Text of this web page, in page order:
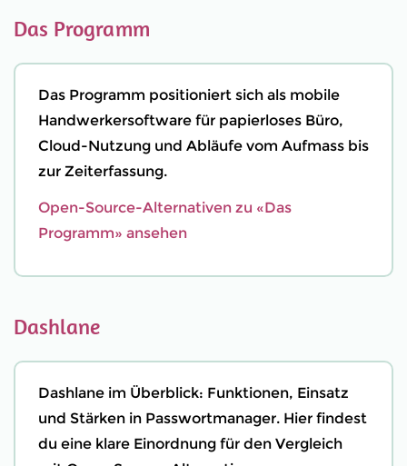
Das Programm
Das Programm positioniert sich als mobile
Handwerkersoftware für papierloses Büro,
Cloud-Nutzung und Abläufe vom Aufmass bis
zur Zeiterfassung.
Open-Source-Alternativen zu «Das
Programm» ansehen
Dashlane
Dashlane im Überblick: Funktionen, Einsatz
und Stärken in Passwortmanager. Hier findest
du eine klare Einordnung für den Vergleich